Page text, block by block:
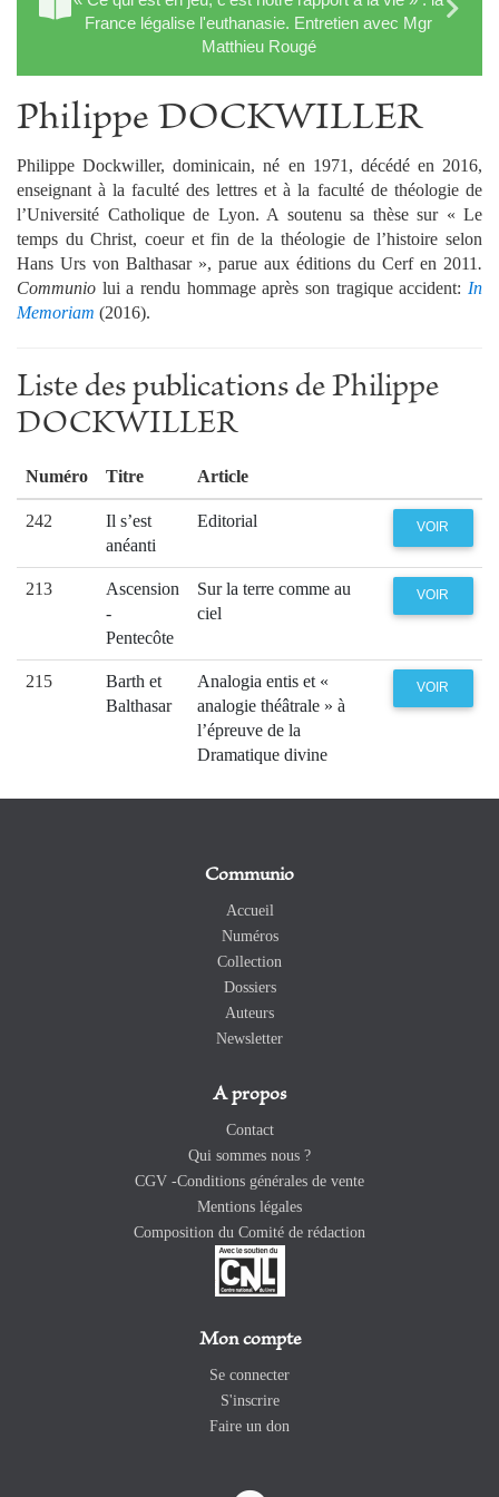
France légalise l'euthanasie. Entretien avec Mgr
Matthieu Rougé
Philippe DOCKWILLER
Philippe Dockwiller, dominicain, né en 1971, décédé en 2016,
enseignant à la faculté des lettres et à la faculté de théologie de
l’Université Catholique de Lyon. A soutenu sa thèse sur « Le
temps du Christ, coeur et fin de la théologie de l’histoire selon
Hans Urs von Balthasar », parue aux éditions du Cerf en 2011.
Communio lui a rendu hommage après son tragique accident: In
Memoriam (2016).
Liste des publications de Philippe
DOCKWILLER
Numéro Titre Article
242
Il s’est
anéanti
Editorial VOIR
213
Ascension
-
Pentecôte
Sur la terre comme au
ciel
VOIR
215
Barth et
Balthasar
Analogia entis et «
analogie théâtrale » à
l’épreuve de la
Dramatique divine
VOIR
Communio
Accueil
Numéros
Collection
Dossiers
Auteurs
Newsletter
A propos
Contact
Qui sommes nous ?
CGV -Conditions générales de vente
Mentions légales
Composition du Comité de rédaction
Mon compte
Se connecter
S'inscrire
Faire un don